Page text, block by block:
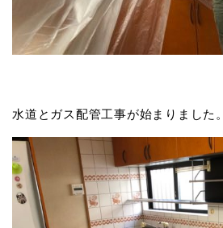
水道とガス配管工事が始まりました。